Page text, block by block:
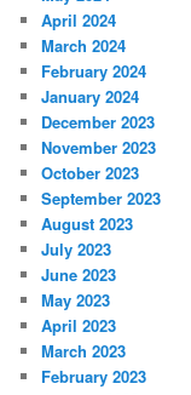
April 2024
March 2024
February 2024
January 2024
December 2023
November 2023
October 2023
September 2023
August 2023
July 2023
June 2023
May 2023
April 2023
March 2023
February 2023